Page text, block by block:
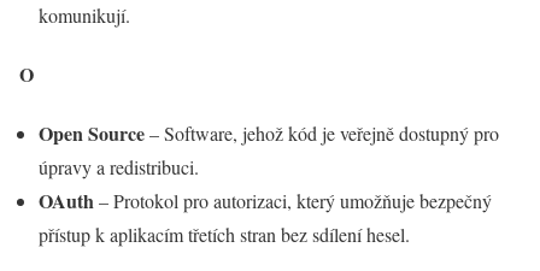
komunikují.
O
Open Source– Software, jehož kód je veřejně dostupný pro
úpravy a redistribuci.
OAuth– Protokol pro autorizaci, který umožňuje bezpečný
přístup k aplikacím třetích stran bez sdílení hesel.